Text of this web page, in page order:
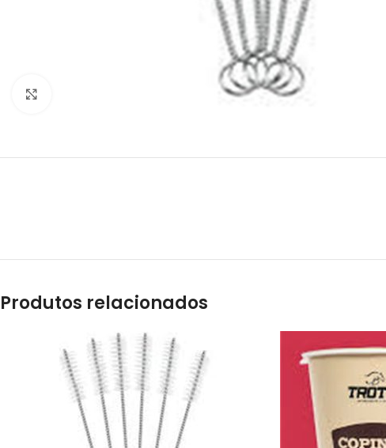
Produtos relacionados